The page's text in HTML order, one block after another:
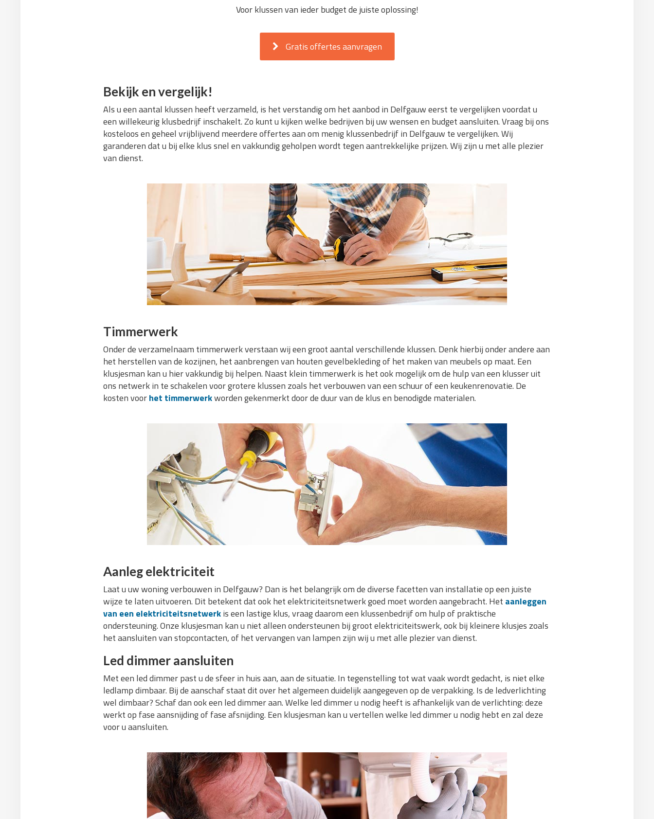
Voor klussen van ieder budget de juiste oplossing!
Gratis offertes aanvragen
Bekijk en vergelijk!
Als u een aantal klussen heeft verzameld, is het verstandig om het aanbod in Delfgauw eerst te vergelijken voordat u
een willekeurig klusbedrijf inschakelt. Zo kunt u kijken welke bedrijven bij uw wensen en budget aansluiten. Vraag bij ons
kosteloos en geheel vrijblijvend meerdere offertes aan om menig klussenbedrijf in Delfgauw te vergelijken. Wij
garanderen dat u bij elke klus snel en vakkundig geholpen wordt tegen aantrekkelijke prijzen. Wij zijn u met alle plezier
van dienst.
Timmerwerk
Onder de verzamelnaam timmerwerk verstaan wij een groot aantal verschillende klussen. Denk hierbij onder andere aan
het herstellen van de kozijnen, het aanbrengen van houten gevelbekleding of het maken van meubels op maat. Een
klusjesman kan u hier vakkundig bij helpen. Naast klein timmerwerk is het ook mogelijk om de hulp van een klusser uit
ons netwerk in te schakelen voor grotere klussen zoals het verbouwen van een schuur of een keukenrenovatie. De
kosten voorhet timmerwerkworden gekenmerkt door de duur van de klus en benodigde materialen.
Aanleg elektriciteit
Laat u uw woning verbouwen in Delfgauw? Dan is het belangrijk om de diverse facetten van installatie op een juiste
wijze te laten uitvoeren. Dit betekent dat ook het elektriciteitsnetwerk goed moet worden aangebracht. Het aanleggen
van een elektriciteitsnetwerkis een lastige klus, vraag daarom een klussenbedrijf om hulp of praktische
ondersteuning. Onze klusjesman kan u niet alleen ondersteunen bij groot elektriciteitswerk, ook bij kleinere klusjes zoals
het aansluiten van stopcontacten, of het vervangen van lampen zijn wij u met alle plezier van dienst.
Led dimmer aansluiten
Met een led dimmer past u de sfeer in huis aan, aan de situatie. In tegenstelling tot wat vaak wordt gedacht, is niet elke
ledlamp dimbaar. Bij de aanschaf staat dit over het algemeen duidelijk aangegeven op de verpakking. Is de ledverlichting
wel dimbaar? Schaf dan ook een led dimmer aan. Welke led dimmer u nodig heeft is afhankelijk van de verlichting: deze
werkt op fase aansnijding of fase afsnijding. Een klusjesman kan u vertellen welke led dimmer u nodig hebt en zal deze
voor u aansluiten.